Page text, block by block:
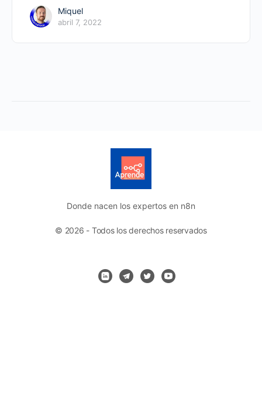
Miquel
abril 7, 2022
Donde nacen los expertos en n8n
© 2026 - Todos los derechos reservados